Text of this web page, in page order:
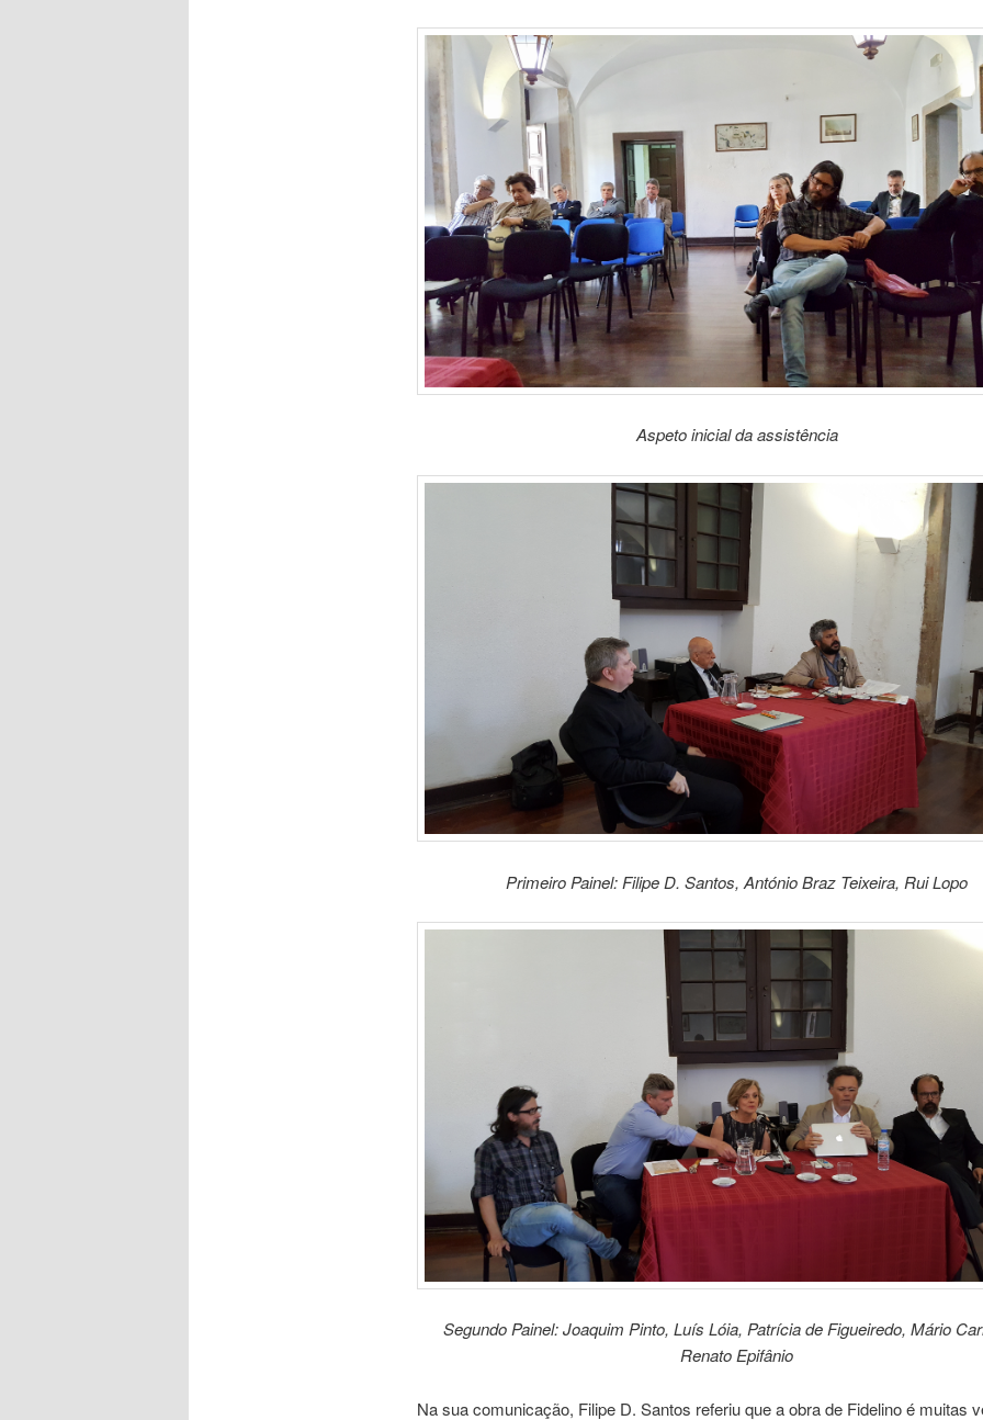
Aspeto inicial da assistência
Primeiro Painel: Filipe D. Santos, António Braz Teixeira, Rui Lopo
Segundo Painel: Joaquim Pinto, Luís Lóia, Patrícia de Figueiredo, Mário
Renato Epifânio
Na sua comunicação, Filipe D. Santos referiu que a obra de Fidelino é muitas